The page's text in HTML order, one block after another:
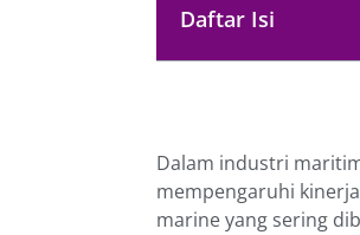
Daftar Isi
Dalam industri
mempengaruhi
marine yang sering